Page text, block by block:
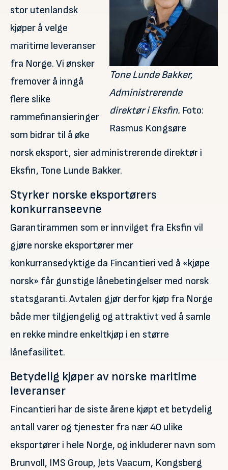
Tone Lunde Bakker,
Administrerende
direktør i Eksfin. Foto:
Rasmus Kongsøre
stor utenlandsk
kjøper å velge
maritime leveranser
fra Norge. Vi ønsker
fremover å inngå
flere slike
rammefinansieringer
som bidrar til å øke
norsk eksport, sier administrerende direktør i
Eksfin, Tone Lunde Bakker.
Styrker norske eksportørers
konkurranseevne
Garantirammen som er innvilget fra Eksfin vil
gjøre norske eksportører mer
konkurransedyktige da Fincantieri ved å «kjøpe
norsk» får gunstige lånebetingelser med norsk
statsgaranti. Avtalen gjør derfor kjøp fra Norge
både mer tilgjengelig og attraktivt ved å samle
en rekke mindre enkeltkjøp i en større
lånefasilitet.
Betydelig kjøper av norske maritime
leveranser
Fincantieri har de siste årene kjøpt et betydelig
antall varer og tjenester fra nær 40 ulike
eksportører i hele Norge, og inkluderer navn som
Brunvoll, IMS Group, Jets Vaacum, Kongsberg